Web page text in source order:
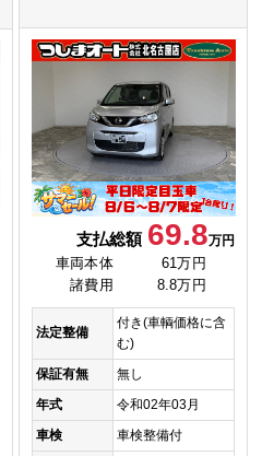
支払総額 69.8万円
車両本体
61万円
諸費用
8.8万円
法定整備
付き(車輌価格に含
む)
保証有無
無し
年式
令和02年03月
車検
車検整備付